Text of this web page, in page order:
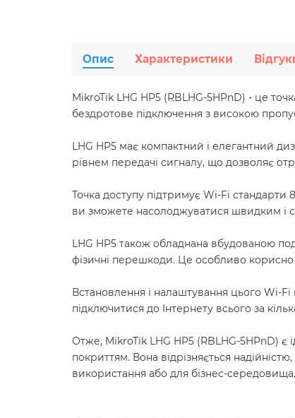
Опис Характеристики
MikroTik LHG HP5 (RBLHG-5HPnD) - це
бездротове підключення з високою
LHG HP5 має компактний і елегантний
рівнем передачі сигналу, що дозволяє
Точка доступу підтримує Wi-Fi стандарти
ви зможете насолоджуватися швидким і
LHG HP5 також обладнана вбудованою
фізичні перешкоди. Це особливо корисно
Встановлення і налаштування цього Wi-
підключитися до Інтернету всього за
Отже, MikroTik LHG HP5 (RBLHG-5HPnD)
покриттям. Вона відрізняється
використання або для бізнес-середовища.